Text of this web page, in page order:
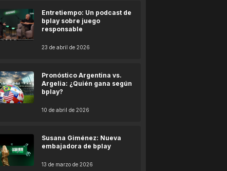
Entretiempo: Un podcast de
bplay sobre juego
responsable
23 de abril de 2026
Pronóstico Argentina vs.
Argelia: ¿Quién gana según
bplay?
10 de abril de 2026
Susana Giménez: Nueva
embajadora de bplay
13 de marzo de 2026